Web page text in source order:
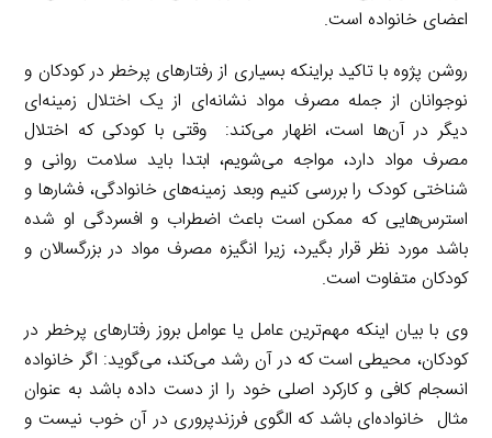
اعضای خانواده است.
روشن پژوه با تاکید براینکه بسیاری از رفتار‌های پرخطر در کودکان و
نوجوانان از جمله مصرف مواد نشانه‌ای از یک اختلال زمینه‌ای
دیگر در آن‌ها است، اظهار می‌کند: وقتی با کودکی که اختلال
مصرف مواد دارد، مواجه می‌شویم، ابتدا باید سلامت روانی و
شناختی کودک را بررسی کنیم وبعد زمینه‌های خانوادگی، فشار‌ها و
استرس‌هایی که ممکن است باعث اضطراب و افسردگی او شده
باشد مورد نظر قرار بگیرد، زیرا انگیزه مصرف مواد در بزرگسالان و
کودکان متفاوت است.
وی با بیان اینکه مهم‌ترین عامل یا عوامل بروز رفتار‌های پرخطر در
کودکان، محیطی است که در آن رشد می‌کند، می‌گوید: اگر خانواده
انسجام کافی و کارکرد اصلی خود را از دست داده باشد به عنوان
مثال خانواده‌ای باشد که الگوی فرزندپروری در آن خوب نیست و